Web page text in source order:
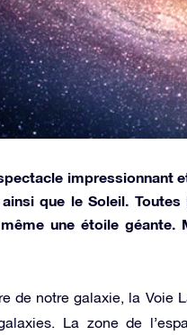
impressionnant
que le Soleil.
une étoile
de notre galaxie, la Voie
La zone de